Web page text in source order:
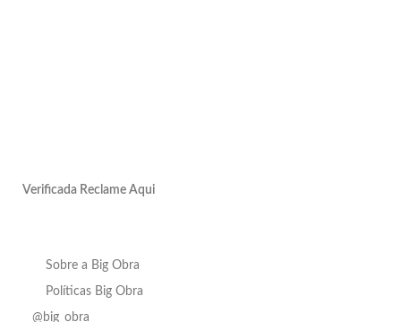
Verificada Reclame Aqui
Sobre a Big Obra
Políticas Big Obra
@big_obra